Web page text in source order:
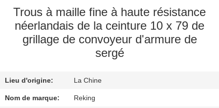
VISITE
D'USINE
QUALITÉ
Trous à maille fine à haute résistance
néerlandais de la ceinture 10 x 79 de
grillage de convoyeur d'armure de
sergé
Lieu d'origine: La Chine
Nom de marque: Reking